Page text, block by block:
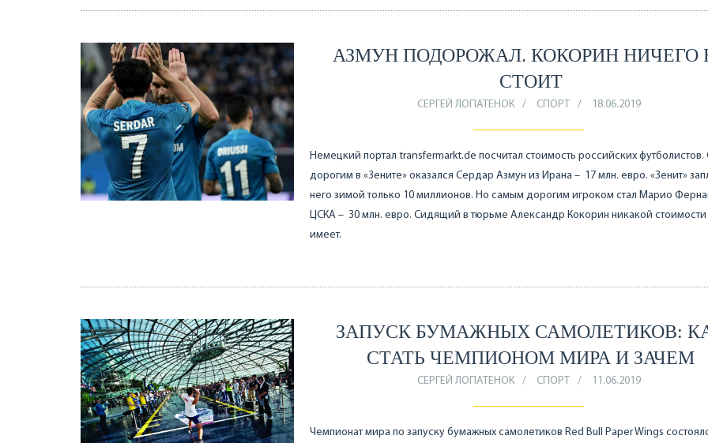
АЗМУН ПОДОРОЖАЛ. КОКОРИН НИЧЕГО
СТОИТ
СЕРГЕЙ ЛОПАТЕНОК СПОРТ 18.06.2019
Немецкий портал transfermarkt.de посчитал стоимость российских
дорогим в «Зените» оказался Сердар Азмун из Ирана – 17 млн. евро. «Зенит»
него зимой только 10 миллионов. Но самым дорогим игроком стал Марио
ЦСКА – 30 млн. евро. Сидящий в тюрьме Александр Кокорин никакой стоимости
имеет.
ЗАПУСК БУМАЖНЫХ САМОЛЕТИКОВ:
СТАТЬ ЧЕМПИОНОМ МИРА И ЗАЧЕМ
СЕРГЕЙ ЛОПАТЕНОК СПОРТ 11.06.2019
Чемпионат мира по запуску бумажных самолетиков Red Bull Paper Wings